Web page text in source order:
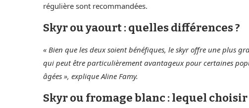
régulière sont recommandées.
Skyr ou yaourt : quelles différences ?
« Bien que les deux soient bénéfiques, le skyr offre une plus
qui peut être particulièrement avantageux pour certaines
âgées », explique Aline Famy.
Skyr ou fromage blanc : lequel choisir